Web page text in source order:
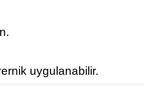
uygulanabilir.